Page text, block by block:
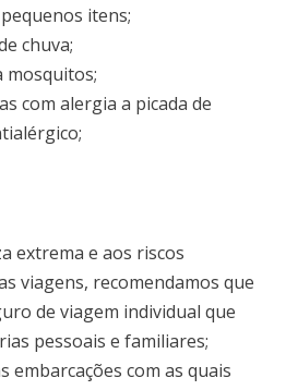
itens;
chuva;
mosquitos;
com alergia a picada de
extrema e aos riscos
viagens, recomendamos que
de viagem individual que
pessoais e familiares;
embarcações com as quais